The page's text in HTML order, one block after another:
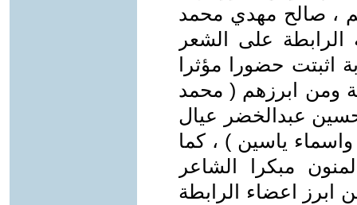
، صالح مهدي محمد
على الشعر
حضورا مؤثرا
ومن ابرزهم ( محمد
عبدالخضر عيال
ياسين ) ، كما
مبكرا الشاعر
ابرز اعضاء الرابطة